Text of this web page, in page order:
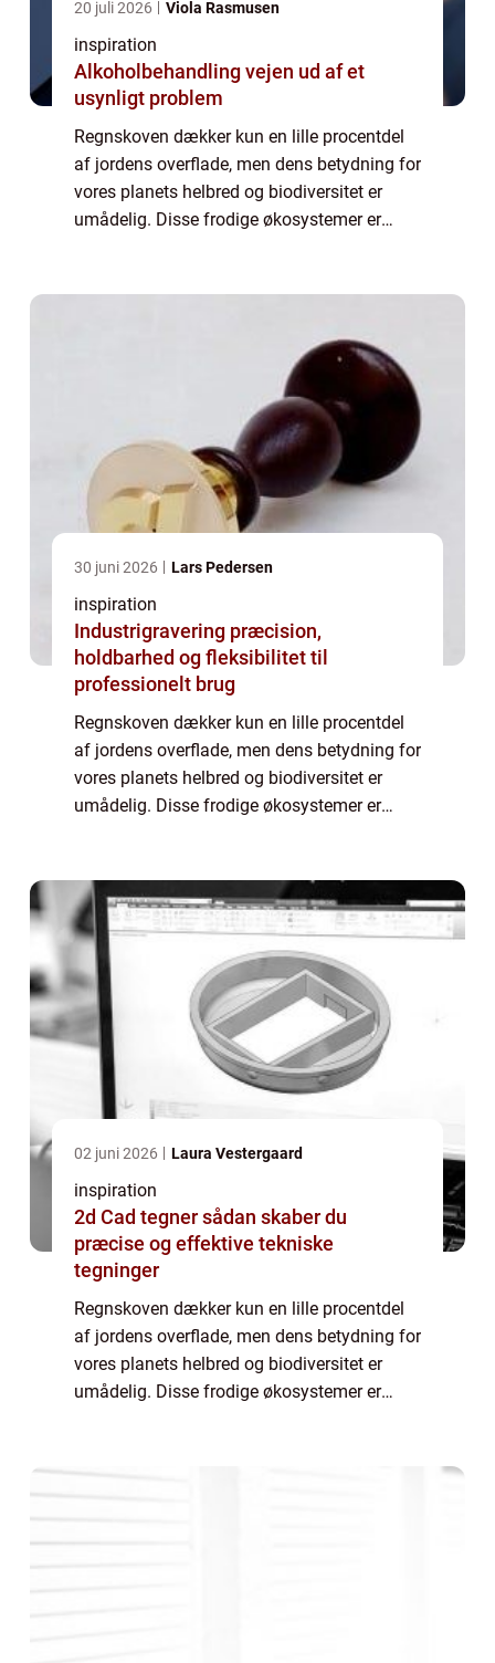
20 juli 2026 Viola Rasmusen
inspiration
Alkoholbehandling vejen ud af et
usynligt problem
Regnskoven dækker kun en lille procentdel
af jordens overflade, men dens betydning for
vores planets helbred og biodiversitet er
umådelig. Disse frodige økosystemer er
30 juni 2026 Lars Pedersen
inspiration
Industrigravering præcision,
holdbarhed og fleksibilitet til
professionelt brug
Regnskoven dækker kun en lille procentdel
af jordens overflade, men dens betydning for
vores planets helbred og biodiversitet er
umådelig. Disse frodige økosystemer er
02 juni 2026 Laura Vestergaard
inspiration
2d Cad tegner sådan skaber du
præcise og effektive tekniske
tegninger
Regnskoven dækker kun en lille procentdel
af jordens overflade, men dens betydning for
vores planets helbred og biodiversitet er
umådelig. Disse frodige økosystemer er